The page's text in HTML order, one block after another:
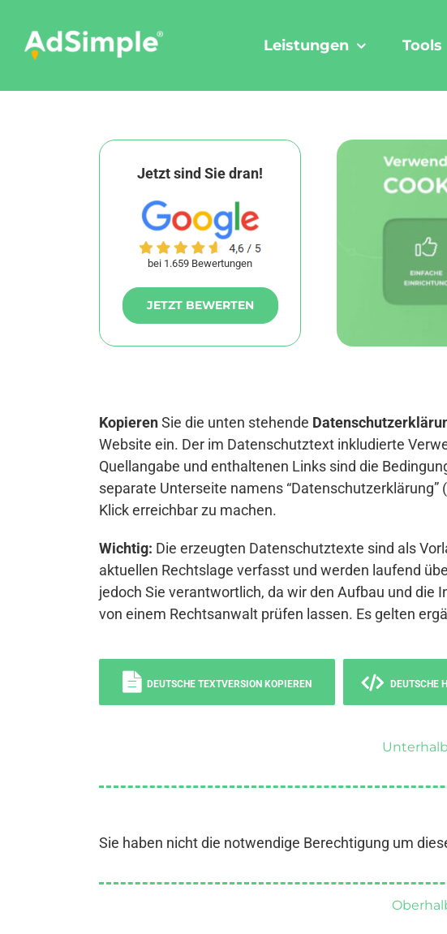
content
Leistungen Tools
Jetzt sind Sie dran!
bei 1.659 Bewertungen
JETZT BEWERTEN
KopierenSie die unten stehende
Website ein. Der im Datenschutztext inkludierte
Quellangabe und enthaltenen Links sind die
separate Unterseite namens
Klick erreichbar zu machen.
Wichtig: Die erzeugten Datenschutztexte sind als
aktuellen Rechtslage verfasst und werden laufend
jedoch Sie verantwortlich, da wir den Aufbau und
von einem Rechtsanwalt prüfen lassen. Es gelten
DEUTSCHE TEXTVERSION KOPIEREN DEUTSCHE
Sie haben nicht die notwendige Berechtigung um